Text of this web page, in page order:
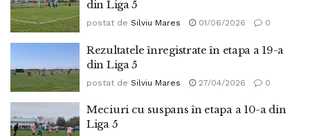
din Liga 5
postat de Silviu Mares 01/06/2026 0
Rezultatele înregistrate în etapa a 19-a
din Liga 5
postat de Silviu Mares 27/04/2026 0
Meciuri cu suspans în etapa a 10-a din
Liga 5